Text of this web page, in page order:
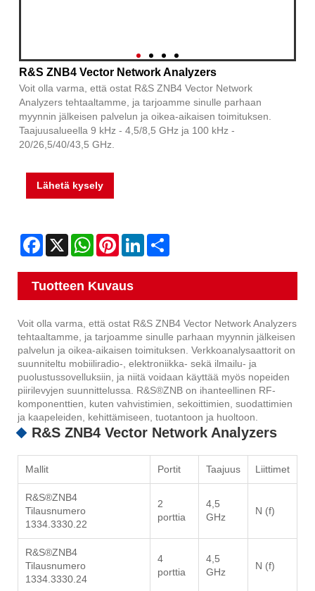
R&S ZNB4 Vector Network Analyzers
Voit olla varma, että ostat R&S ZNB4 Vector Network
Analyzers tehtaaltamme, ja tarjoamme sinulle parhaan
myynnin jälkeisen palvelun ja oikea-aikaisen toimituksen.
Taajuusalueella 9 kHz - 4,5/8,5 GHz ja 100 kHz -
20/26,5/40/43,5 GHz.
Lähetä kysely
Facebook
X WhatsAppPinterestLinkedIn
Tuotteen Kuvaus
Voit olla varma, että ostat R&S ZNB4 Vector Network Analyzers
tehtaaltamme, ja tarjoamme sinulle parhaan myynnin jälkeisen
palvelun ja oikea-aikaisen toimituksen. Verkkoanalysaattorit on
suunniteltu mobiiliradio-, elektroniikka- sekä ilmailu- ja
puolustussovelluksiin, ja niitä voidaan käyttää myös nopeiden
piirilevyjen suunnittelussa. R&S®ZNB on ihanteellinen RF-
komponenttien, kuten vahvistimien, sekoittimien, suodattimien
ja kaapeleiden, kehittämiseen, tuotantoon ja huoltoon.
R&S ZNB4 Vector Network Analyzers
Mallit Portit Taajuus Liittimet
R&S®ZNB4
Tilausnumero
1334.3330.22
2
porttia
4,5
GHz
N (f)
R&S®ZNB4
Tilausnumero
1334.3330.24
4
porttia
4,5
GHz
N (f)